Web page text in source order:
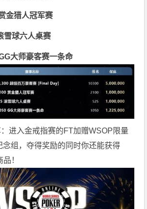
金猎人冠军赛
雪球六人桌赛
大师豪客赛一条命
入金戒指赛的FT加赠WSOP限量
念组，夺得奖励的同时你还能获得
！